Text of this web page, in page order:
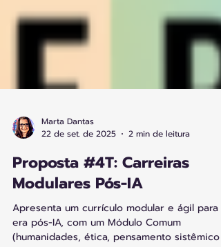
Marta Dantas
22 de set. de 2025
2 min de leitura